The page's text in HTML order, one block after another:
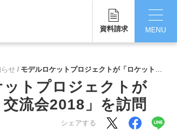
資料請求
MENU
せ モデルロケットプロジェクトが「ロケット交流会2018」を訪問
トプロジェクトが
交流会2018」を訪問
シェアする